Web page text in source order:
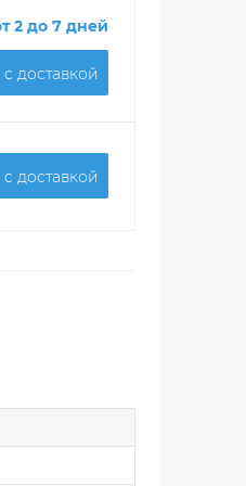
2 до 7 дней
доставкой
доставкой